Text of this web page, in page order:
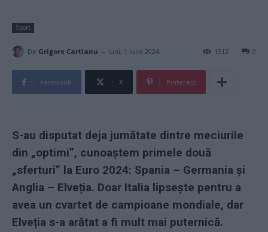
Sport
De Grigore Cartianu - luni, 1 iulie 2024 0
1512
Facebook X Pinterest
S-au disputat deja jumătate dintre meciurile
din „optimi”, cunoaștem primele două
„sferturi” la Euro 2024: Spania – Germania și
Anglia – Elveția. Doar Italia lipsește pentru a
avea un cvartet de campioane mondiale, dar
Elveția s-a arătat a fi mult mai puternică.